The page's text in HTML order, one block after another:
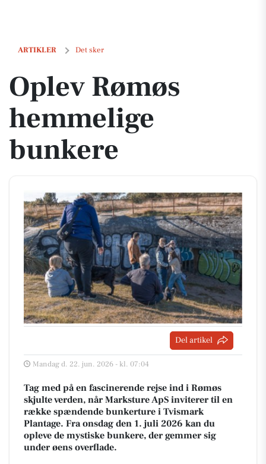
ARTIKLER Det sker
Oplev Rømøs hemmelige bunkere
Oplev Rømøs
hemmelige
bunkere
Del artikel
Mandag d. 22. jun. 2026 - kl. 07:04
Tag med på en fascinerende rejse ind i Rømøs
skjulte verden, når Marksture ApS inviterer til en
række spændende bunkerture i Tvismark
Plantage. Fra onsdag den 1. juli 2026 kan du
opleve de mystiske bunkere, der gemmer sig
under øens overflade.